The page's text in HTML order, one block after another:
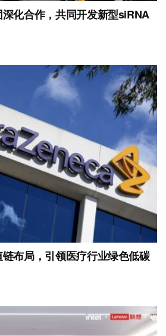
化合作，共同开发新型siRNA
布局，引领医疗行业绿色低碳